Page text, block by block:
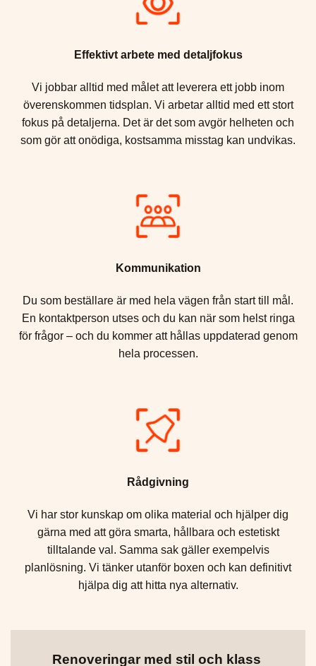
Effektivt arbete med detaljfokus
Vi jobbar alltid med målet att leverera ett jobb inom
överenskommen tidsplan. Vi arbetar alltid med ett stort
fokus på detaljerna. Det är det som avgör helheten och
som gör att onödiga, kostsamma misstag kan undvikas.
Kommunikation
Du som beställare är med hela vägen från start till mål.
En kontaktperson utses och du kan när som helst ringa
för frågor – och du kommer att hållas uppdaterad genom
hela processen.
Rådgivning
Vi har stor kunskap om olika material och hjälper dig
gärna med att göra smarta, hållbara och estetiskt
tilltalande val. Samma sak gäller exempelvis
planlösning. Vi tänker utanför boxen och kan definitivt
hjälpa dig att hitta nya alternativ.
Renoveringar med stil och klass